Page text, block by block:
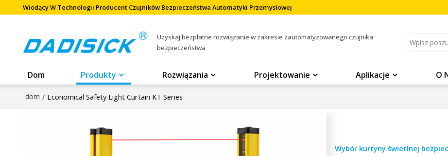
Wiodący W Technologii Producent Czujników Bezpieczeństwa Automatyki Przemysłowej
Uzyskaj bezpłatne rozwiązanie w zakresie zautomatyzowanego czujnika
bezpieczeństwa
Dom Produkty Rozwiązania Projektowanie Aplikacje O
dom / Economical Safety Light Curtain KT Series
Wybór kurtyny świetlnej